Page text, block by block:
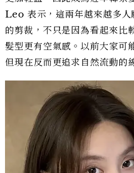
Leo 表示，這兩年越來越多人
的剪裁，不只是因為看起來比
髮型更有空氣感。以前大家可
但現在反而更追求自然流動的